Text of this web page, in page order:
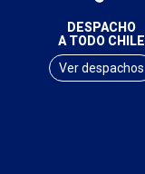
DESPACHO
A TODO CHILE
Ver despachos